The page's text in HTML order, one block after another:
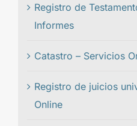
Registro de
Informes
Catastro – Servicios
Registro de juicios
Online